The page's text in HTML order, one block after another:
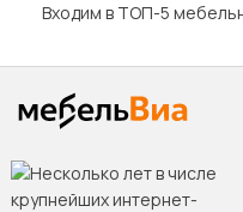
Входим в ТОП-5